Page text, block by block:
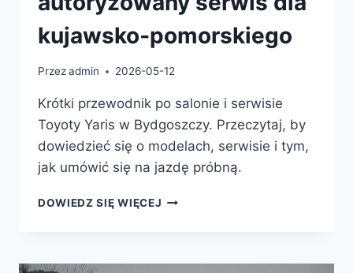
kujawsko‑pomorskiego
Przezadmin 2026-05-12
Krótki przewodnik po salonie i serwisie
Toyoty Yaris w Bydgoszczy. Przeczytaj, by
dowiedzieć się o modelach, serwisie i tym,
jak umówić się na jazdę próbną.
DOWIEDZ SIĘ WIĘCEJ TOYOTA
—